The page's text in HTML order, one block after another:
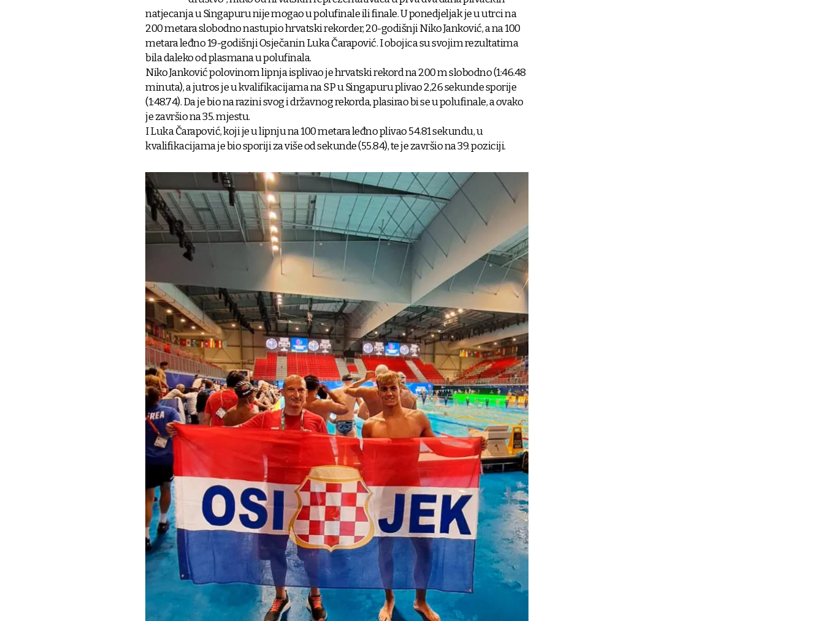
natjecanja u Singapuru nije mogao u polufinale ili finale. U ponedjeljak je u utrci na
200 metara slobodno nastupio hrvatski rekorder, 20-godišnji Niko Janković, a na 100
metara leđno 19-godišnji Osječanin Luka Čarapović. I obojica su svojim rezultatima
bila daleko od plasmana u polufinala.
Niko Janković polovinom lipnja isplivao je hrvatski rekord na 200 m slobodno (1:46.48
minuta), a jutros je u kvalifikacijama na SP u Singapuru plivao 2,26 sekunde sporije
(1:48.74). Da je bio na razini svog i državnog rekorda, plasirao bi se u polufinale, a ovako
je završio na 35. mjestu.
I Luka Čarapović, koji je u lipnju na 100 metara leđno plivao 54.81 sekundu, u
kvalifikacijama je bio sporiji za više od sekunde (55.84), te je završio na 39. poziciji.